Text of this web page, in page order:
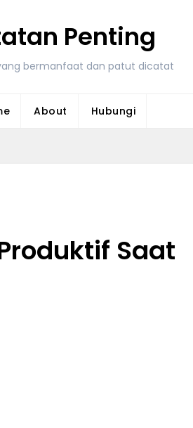
Penting
bermanfaat dan patut dicatat
About Hubungi
Saat